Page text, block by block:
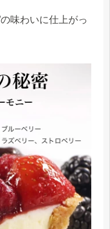
味わいに仕上がっ